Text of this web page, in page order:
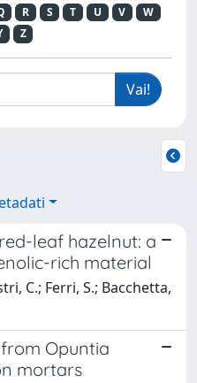
R S T U V
W
Z
leaf hazelnut: a
rich material
C.; Ferri, S.; Bacchetta,
Opuntia
mortars